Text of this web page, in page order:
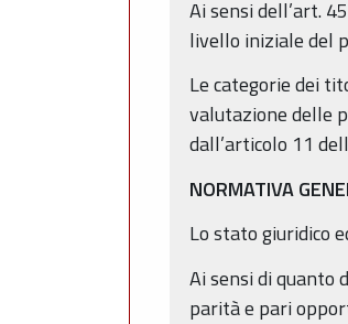
Ai sensi dell’art.
livello iniziale del
Le categorie dei
valutazione delle
dall’articolo 11
NORMATIVA
Lo stato giuridico
Ai sensi di quanto
parità e pari